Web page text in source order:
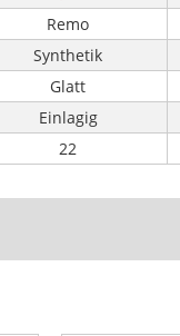
Remo
Synthetik
Glatt
Einlagig
22